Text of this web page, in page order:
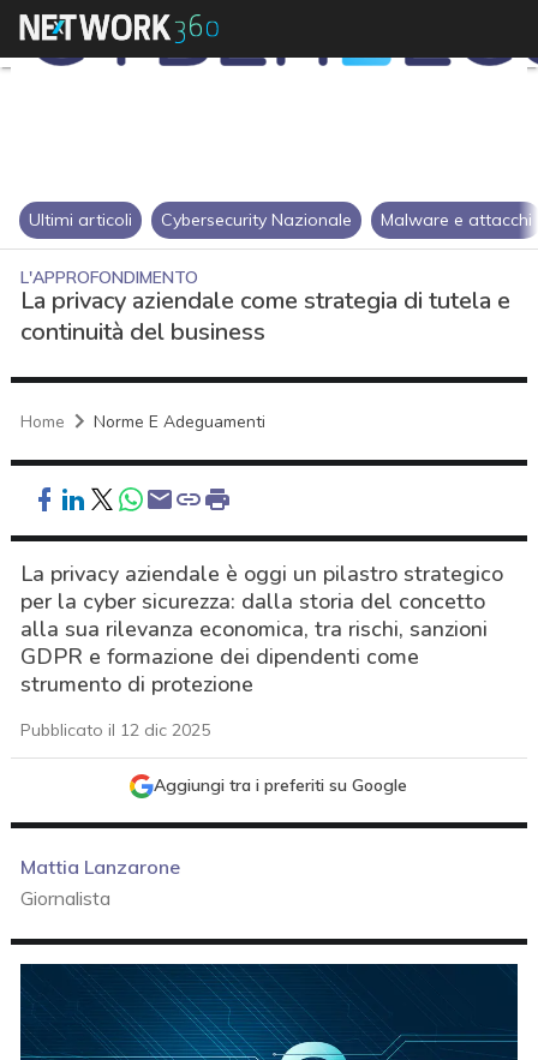
Ultimi articoli Cybersecurity Nazionale Malware e attacchi
L'APPROFONDIMENTO
La privacy aziendale come strategia di tutela e
continuità del business
Home Norme E Adeguamenti
La privacy aziendale è oggi un pilastro strategico
per la cyber sicurezza: dalla storia del concetto
alla sua rilevanza economica, tra rischi, sanzioni
GDPR e formazione dei dipendenti come
strumento di protezione
Pubblicato il 12 dic 2025
Aggiungi tra i preferiti su Google
Mattia Lanzarone
Giornalista